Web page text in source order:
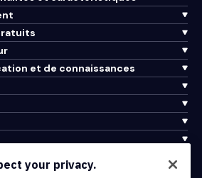
et de connaissances
your privacy.